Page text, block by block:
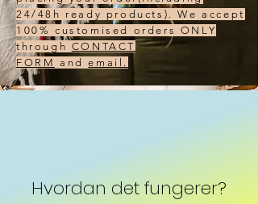
24/48h ready products). We accept
100% customised orders ONLY
through CONTACT
FORM andemail.
Hvordan det fungerer?